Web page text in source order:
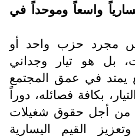
واسعاً وموحداً في
مجرد حزب واحد أو
بل هو تيار وجداني
يمتد في عمق المجتمع
بكافة فصائله، دوراً
من أجل حقوق شغيلات
القيم اليسارية